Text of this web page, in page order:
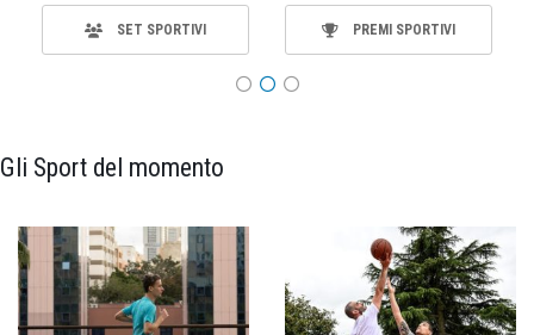
SET SPORTIVI PREMI SPORTIVI
Gli Sport del momento